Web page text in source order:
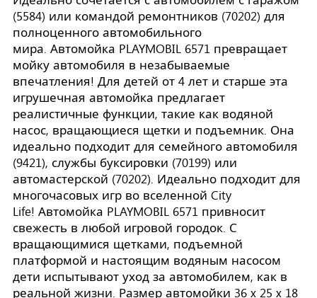
(5584) или командой ремонтников (70202) для
полноценного автомобильного
мира. Автомойка PLAYMOBIL 6571 превращает
мойку автомобиля в незабываемые
впечатления! Для детей от 4 лет и старше эта
игрушечная автомойка предлагает
реалистичные функции, такие как водяной
насос, вращающиеся щетки и подъемник. Она
идеально подходит для семейного автомобиля
(9421), службы буксировки (70199) или
автомастерской (70202). Идеально подходит для
многочасовых игр во вселенной City
Life! Автомойка PLAYMOBIL 6571 привносит
свежесть в любой игровой городок. С
вращающимися щетками, подъемной
платформой и настоящим водяным насосом
дети испытывают уход за автомобилем, как в
реальной жизни. Размер автомойки 36 x 25 x 18